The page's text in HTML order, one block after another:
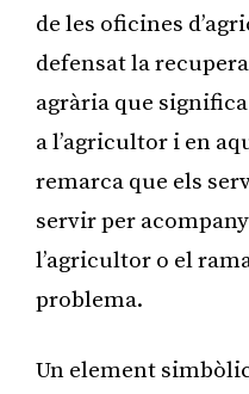
de les oficines
defensat la
agrària que
a l’agricultor i en
remarca que els
servir per
l’agricultor o el
problema.
Un element